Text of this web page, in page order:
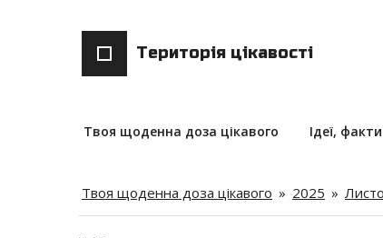
Територія цікавості
Твоя щоденна доза цікавого Ідеї,
Твоя щоденна доза цікавого » 2025 »